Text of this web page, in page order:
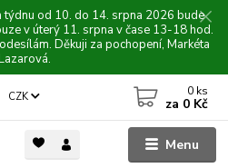
týdnu od 10. do 14. srpna 2026 bude
v úterý 11. srpna v čase 13-18 hod.
Děkuji za pochopení, Markéta
Menu
CZK 0 ks
za 0 Kč